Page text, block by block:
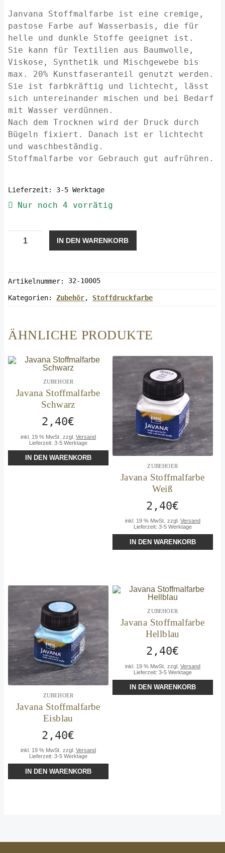
Janvana Stoffmalfarbe ist eine cremige,
pastose Farbe auf Wasserbasis, die für
helle und dunkle Stoffe geeignet ist.
Sie kann für Textilien aus Baumwolle,
Viskose, Synthetik und Mischgewebe bis
max. 20% Kunstfaseranteil genutzt werden.
Sie ist farbkräftig und lichtecht, lässt
sich untereinander mischen und bei Bedarf
mit Wasser verdünnen.
Nach dem Trocknen wird der Druck durch
Bügeln fixiert. Danach ist er lichtecht
und waschbeständig.
Stoffmalfarbe vor Gebrauch gut aufrühren.
Lieferzeit: 3-5 Werktage
Nur noch 4 vorrätig
Javana
IN DEN WARENKORB
Artikelnummer: 32-10005
Kategorien:Zubehör, Stoffdruckfarbe
ÄHNLICHE PRODUKTE
ZUBEHOER
Javana Stoffmalfarbe
Schwarz
2,40€
inkl. 19 % MwSt. zzgl. Versand
Lieferzeit: 3-5 Werktage
IN DEN WARENKORB
ZUBEHOER
Javana Stoffmalfarbe
Weiß
2,40€
inkl. 19 % MwSt. zzgl. Versand
Lieferzeit: 3-5 Werktage
IN DEN WARENKORB
ZUBEHOER
Javana Stoffmalfarbe
Eisblau
2,40€
inkl. 19 % MwSt. zzgl. Versand
Lieferzeit: 3-5 Werktage
IN DEN WARENKORB
ZUBEHOER
Javana Stoffmalfarbe
Hellblau
2,40€
inkl. 19 % MwSt. zzgl. Versand
Lieferzeit: 3-5 Werktage
IN DEN WARENKORB